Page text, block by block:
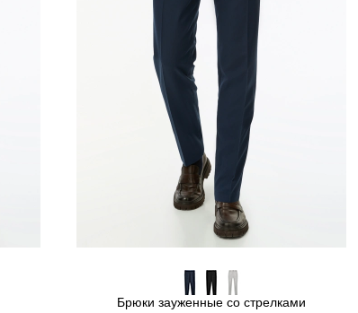
Брюки зауженные со стрелками